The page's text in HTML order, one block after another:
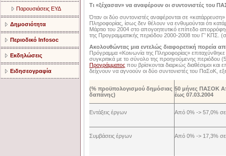
Παρουσιάσεις ΕΥΔ
Δημοσιότητα
Περιοδικό Infosoc
Εκδηλώσεις
Ειδησεογραφία
Τι «ξέχασαν» να αναφέρουν οι συντονιστές του
Όταν οι δύο συντονιστές αναφέρονται σε «κατάρρευση»
Πληροφορίας, ίσως δεν θέλουν να ενθυμούνται ότι
Μάρτιο του 2004 στο απογοητευτικό επίπεδο
της Προγραμματικής περιόδου 2000-2008 του Γ’ ΚΠΣ.
Ακολουθώντας μια εντελώς διαφορετική πορεία
Πρόγραμμα «Κοινωνία της Πληροφορίας»
συγκριτικά με το σύνολο της προηγούμενης περιόδου
Προγράμματος που βρίσκονται διαρκώς διαθέσιμοι και
δείχνουν να αγνοούν οι δύο συντονιστές του ΠαΣοΚ,
(% προϋπολογισμού δημόσιας
δαπάνης)
50 μήνες ΠΑΣΟΚ
έως 07.03.2004
Εντάξεις έργων Από 0% -> 57,0% σε
Συμβάσεις έργων Από 0% -> 17,3% σε